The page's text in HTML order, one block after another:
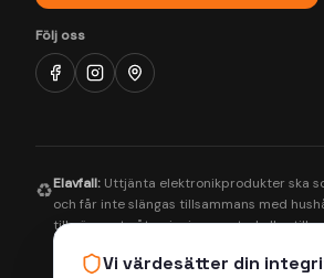
Vi värdesätter din
Följ oss
♻️Elavfall: Uttjänta elektronikprodukter ska
och får inte slängas tillsammans med
till närmaste återvinningscentral eller till
korrekt hantering bidrar du till en bättre
att farliga ämnen tas om hand på rätt sätt.